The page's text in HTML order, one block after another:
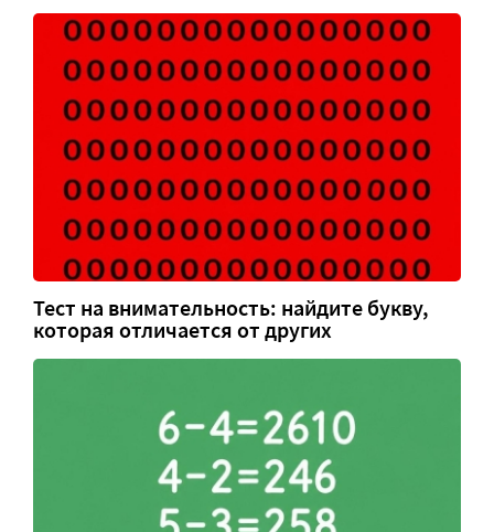
Тест на внимательность: найдите букву,
которая отличается от других